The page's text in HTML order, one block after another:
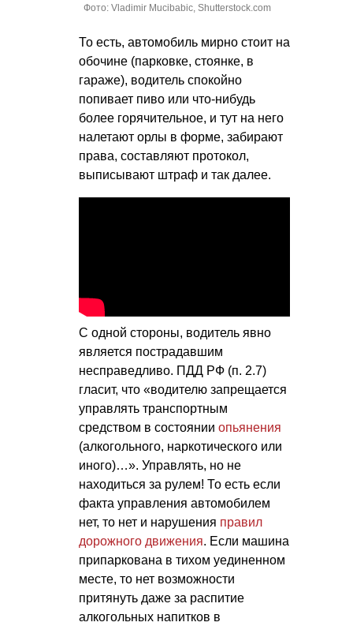
Фото: Vladimir Mucibabic, Shutterstock.com
То есть, автомобиль мирно стоит на
обочине (парковке, стоянке, в
гараже), водитель спокойно
попивает пиво или что-нибудь
более горячительное, и тут на него
налетают орлы в форме, забирают
права, составляют протокол,
выписывают штраф и так далее.
С одной стороны, водитель явно
является пострадавшим
несправедливо. ПДД РФ (п. 2.7)
гласит, что «водителю запрещается
управлять транспортным
средством в состоянии опьянения
(алкогольного, наркотического или
иного)…». Управлять, но не
находиться за рулем! То есть если
факта управления автомобилем
нет, то нет и нарушения правил
дорожного движения. Если машина
припаркована в тихом уединенном
месте, то нет возможности
притянуть даже за распитие
алкогольных напитков в